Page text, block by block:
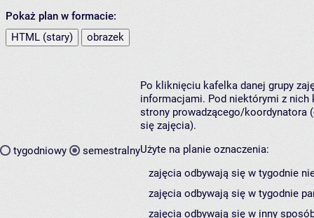
Pokaż plan w formacie:
HTML (stary)
obrazek
tygodniowy semestralny
Po kliknięciu kafelka danej grupy
informacjami. Pod niektórymi z nich
strony prowadzącego/koordynatora
się zajęcia).
Użyte na planie oznaczenia:
zajęcia odbywają się w tygodnie
zajęcia odbywają się w tygodnie
zajęcia odbywają się w inny